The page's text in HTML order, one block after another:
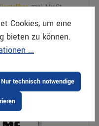
Bestellbar zzgl. MwSt.
Cookies, um eine
bieten zu können.
...
Nur technisch notwendige